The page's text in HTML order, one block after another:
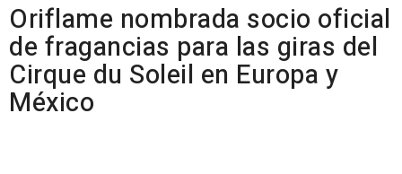
Oriflame nombrada socio oficial
de fragancias para las giras del
Cirque du Soleil en Europa y
México